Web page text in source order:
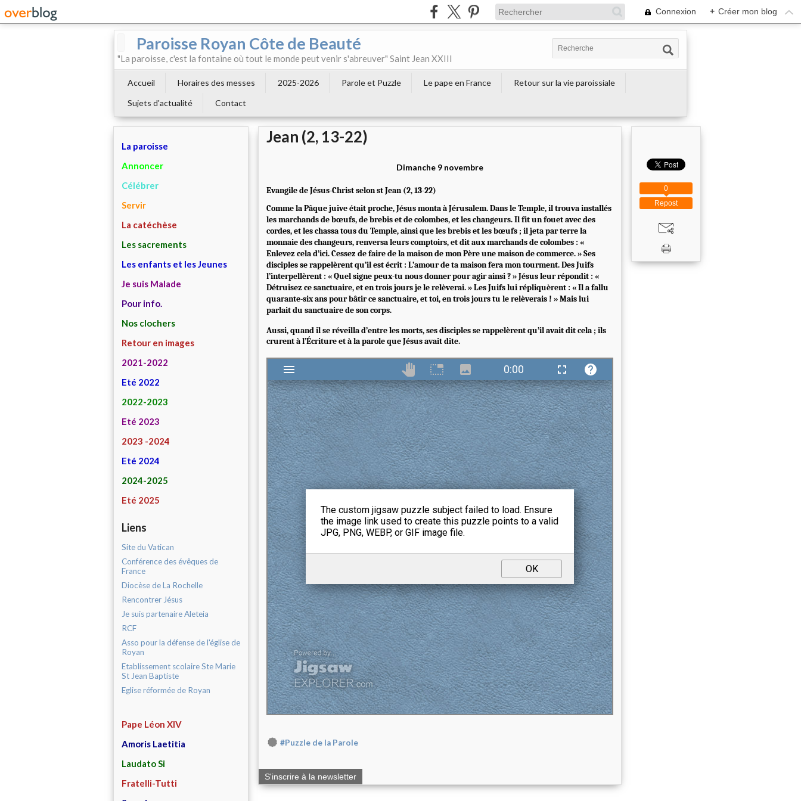
Connexion + Créer mon blog
Paroisse Royan Côte de Beauté
"La paroisse, c'est la fontaine où tout le monde peut venir s'abreuver" Saint Jean XXIII
Accueil Horaires des messes 2025-2026 Parole et Puzzle Le pape en France
Retour sur la vie paroissiale
Sujets d'actualité
Contact
La paroisse
Annoncer
Célébrer
Servir
La catéchèse
Les sacrements
Les enfants et les Jeunes
Je suis Malade
Pour info.
Nos clochers
Retour en images
2021-2022
Eté 2022
2022-2023
Eté 2023
2023 -2024
Eté 2024
2024-2025
Eté 2025
Liens
Site du Vatican
Conférence des évêques de
France
Diocèse de La Rochelle
Rencontrer Jésus
Je suis partenaire Aleteia
RCF
Asso pour la défense de l'église de
Royan
Etablissement scolaire Ste Marie
St Jean Baptiste
Eglise réformée de Royan
Pape Léon XIV
Amoris Laetitia
Laudato Si
Fratelli-Tutti
Jean (2, 13-22)
Dimanche 9 novembre
Evangile de Jésus-Christ selon st Jean (2, 13-22)
Comme la Pâque juive était proche, Jésus monta à Jérusalem. Dans le Temple, il trouva installés
les marchands de bœufs, de brebis et de colombes, et les changeurs. Il fit un fouet avec des
cordes, et les chassa tous du Temple, ainsi que les brebis et les bœufs ; il jeta par terre la
monnaie des changeurs, renversa leurs comptoirs, et dit aux marchands de colombes : «
Enlevez cela d’ici. Cessez de faire de la maison de mon Père une maison de commerce. » Ses
disciples se rappelèrent qu’il est écrit : L’amour de ta maison fera mon tourment. Des Juifs
l’interpellèrent : « Quel signe peux-tu nous donner pour agir ainsi ? » Jésus leur répondit : «
Détruisez ce sanctuaire, et en trois jours je le relèverai. » Les Juifs lui répliquèrent : « Il a fallu
quarante-six ans pour bâtir ce sanctuaire, et toi, en trois jours tu le relèverais ! » Mais lui
parlait du sanctuaire de son corps.
Aussi, quand il se réveilla d’entre les morts, ses disciples se rappelèrent qu’il avait dit cela ; ils
crurent à l’Écriture et à la parole que Jésus avait dite.
#Puzzle de la Parole
S'inscrire à la newsletter
Repost
0